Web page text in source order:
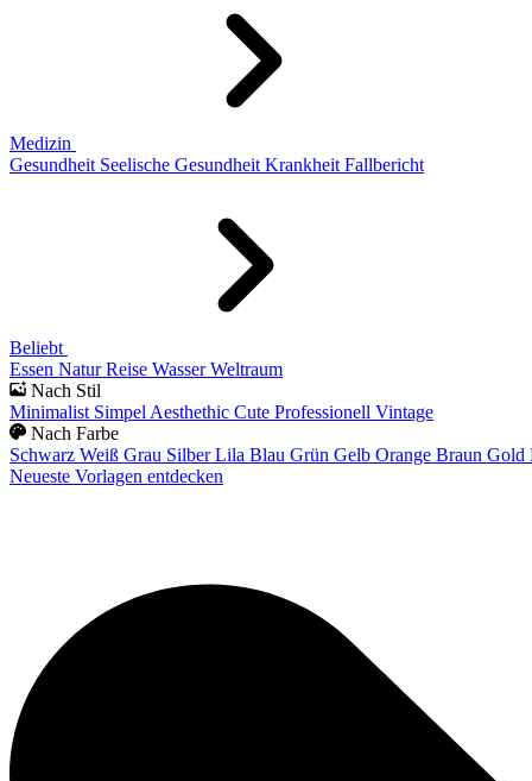
Medizin
Gesundheit Seelische Gesundheit Krankheit Fallbericht
Beliebt
Essen Natur Reise Wasser Weltraum
Nach Stil
Minimalist Simpel Aesthethic Cute Professionell Vintage
Nach Farbe
Schwarz Weiß Grau Silber Lila Blau Grün Gelb Orange Braun Gold
Neueste Vorlagen entdecken